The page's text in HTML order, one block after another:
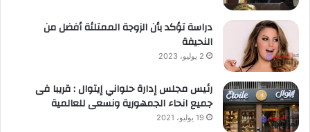
دراسة تؤكد بأن الزوجة الممتلئة أفضل من
النحيفة
2 يوليو، 2023
رئيس مجلس إدارة حلواني إيتوال : قريبا فى
جميع انحاء الجمهورية ونسعى للعالمية
19 يوليو، 2021